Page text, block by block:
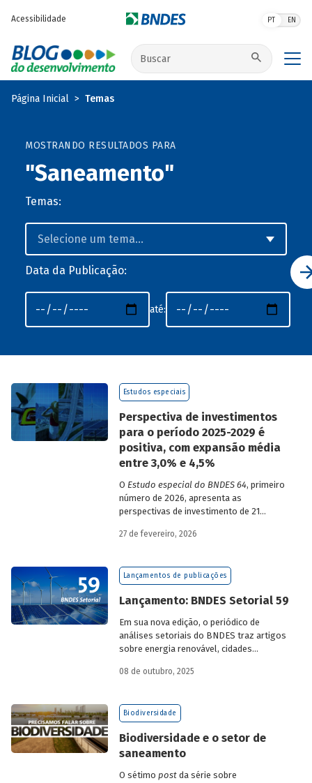
Acessibilidade PT EN
Buscar no site
Página Inicial Temas
MOSTRANDO RESULTADOS PARA
"Saneamento"
Temas:
Data da Publicação:
até:
Estudos especiais
Perspectiva de investimentos
para o período 2025-2029 é
positiva, com expansão média
entre 3,0% e 4,5%
O Estudo especial do BNDES 64, primeiro
número de 2026, apresenta as
perspectivas de investimento de 21
período de 2025 a 2029.
27 de fevereiro, 2026
Lançamentos de publicações
Lançamento: BNDES Setorial 59
Em sua nova edição, o periódico de
análises setoriais do BNDES traz artigos
sobre energia renovável, cidades
urbanos (RSU) e exportação.
08 de outubro, 2025
Biodiversidade
Biodiversidade e o setor de
saneamento
O sétimo postda série sobre